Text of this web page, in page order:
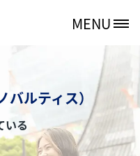
MENU
ルティス）
いる